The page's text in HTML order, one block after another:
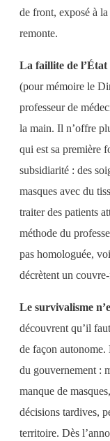
de front, exposé à
remonte.
La faillite de l’État
(pour mémoire le
professeur de
la main. Il n’offre
qui est sa première
subsidiarité : des
masques avec du
traiter des patients
méthode du
pas homologuée,
décrètent un
Le survivalisme
découvrent qu’il
de façon autonome.
du gouvernement :
manque de
décisions tardives,
territoire. Dès